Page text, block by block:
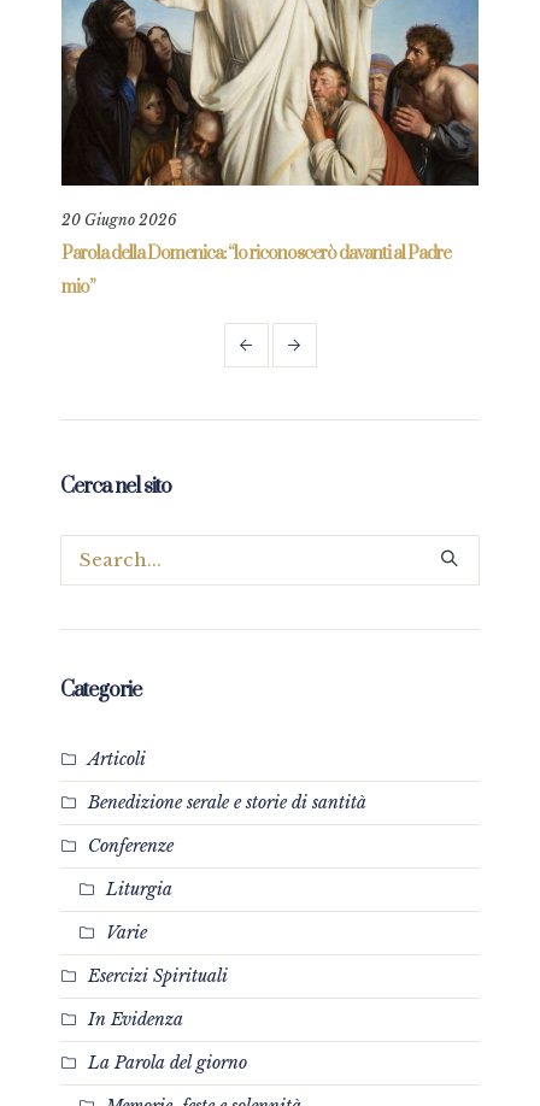
20 Giugno 2026
Parola della Domenica: “lo riconoscerò davanti al Padre
mio”
Cerca nel sito
Categorie
Articoli
Benedizione serale e storie di santità
Conferenze
Liturgia
Varie
Esercizi Spirituali
In Evidenza
La Parola del giorno